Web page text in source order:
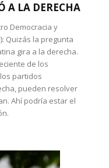
A LA DERECHA
Democracia y
Quizás la pregunta
gira a la derecha.
de los
partidos
pueden resolver
Ahí podría estar el